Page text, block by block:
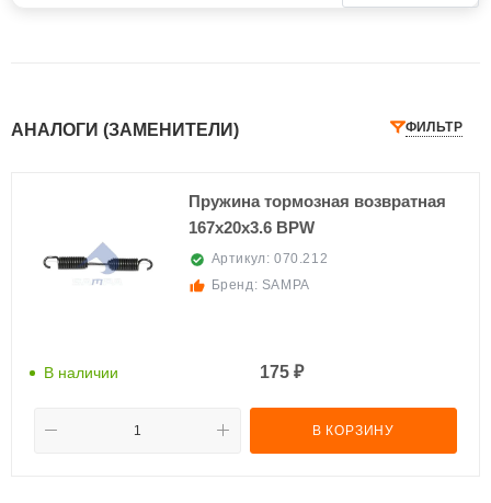
АНАЛОГИ (ЗАМЕНИТЕЛИ) ФИЛЬТР
Пружина тормозная возвратная
167x20x3.6 BPW
Артикул:070.212
Бренд: SAMPA
В наличии 175 ₽
В КОРЗИНУ